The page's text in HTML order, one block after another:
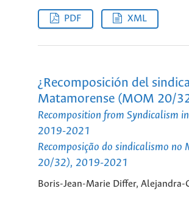
PDF XML
¿Recomposición del
Matamorense (MOM 20/
Recomposition from Syndicalism
2019-2021
Recomposição do sindicalismo
20/32), 2019-2021
Boris-Jean-Marie Differ, Alejandra-